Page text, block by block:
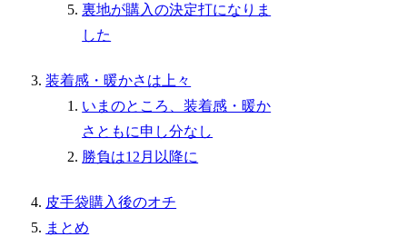
裏地が購入の決定打になりま
した
装着感・暖かさは上々
いまのところ、装着感・暖か
さともに申し分なし
勝負は12月以降に
皮手袋購入後のオチ
まとめ